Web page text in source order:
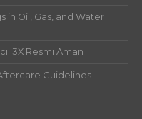
in Oil, Gas, and Water
3X Resmi Aman
Guidelines